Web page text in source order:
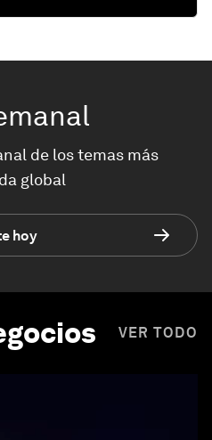
de los temas más
global
hoy
VER TODO